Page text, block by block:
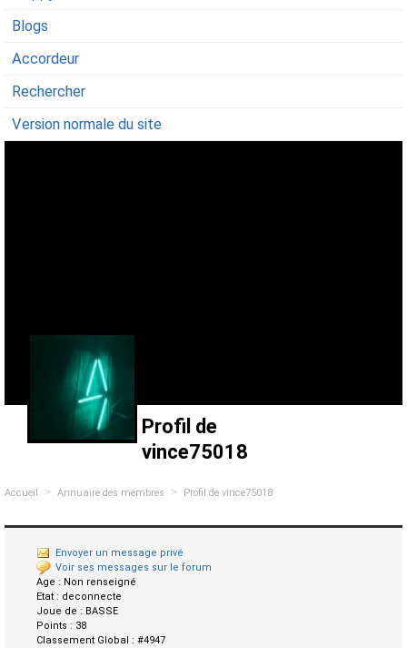
Blogs
Accordeur
Rechercher
Version normale du site
Profil de
vince75018
Accueil > Annuaire des membres > Profil de vince75018
Envoyer un message privé
Voir ses messages sur le forum
Age : Non renseigné
Etat : deconnecte
Joue de : BASSE
Points : 38
Classement Global : #4947